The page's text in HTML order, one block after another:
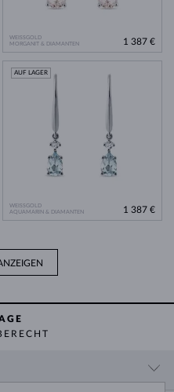
WEISSGOLD
MORGANIT & DIAMANTEN
1 387 €
WEISSGOLD
AQUAMARIN & DIAMANTEN
AUF LAGER
1 387 €